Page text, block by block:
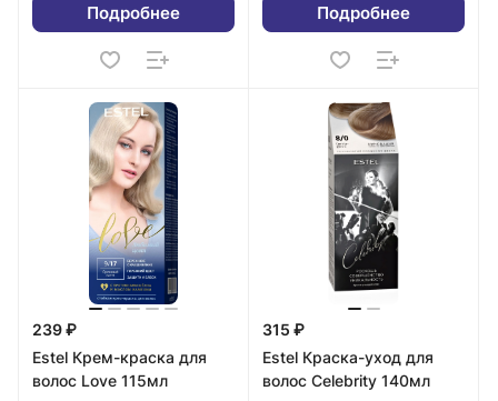
Подробнее Подробнее
239 ₽
Estel Крем-краска для
волос Love 115мл
315 ₽
Estel Краска-уход для
волос Celebrity 140мл